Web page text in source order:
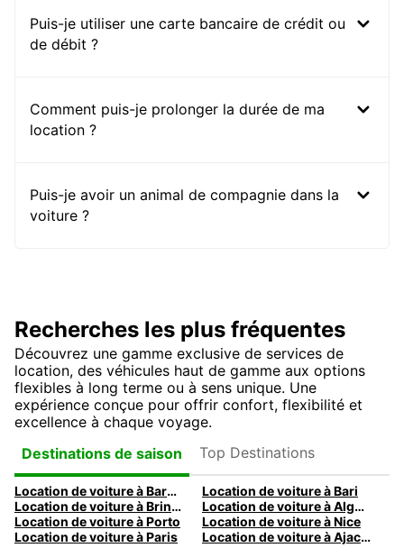
Puis-je utiliser une carte bancaire de crédit ou
de débit ?
Comment puis-je prolonger la durée de ma
location ?
Puis-je avoir un animal de compagnie dans la
voiture ?
Recherches les plus fréquentes
Découvrez une gamme exclusive de services de
location, des véhicules haut de gamme aux options
flexibles à long terme ou à sens unique. Une
expérience conçue pour offrir confort, flexibilité et
excellence à chaque voyage.
Destinations de saison
Top Destinations
Location de voiture à Barcelone
Location de voiture à Bari
Location de voiture à Brindisi
Location de voiture à Alghero
Location de voiture à Porto
Location de voiture à Nice
Location de voiture à Paris
Location de voiture à Ajaccio